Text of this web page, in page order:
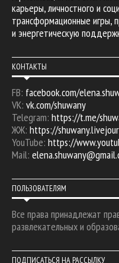
карьеры, личностного и
трансформационные игры,
и энергетическую
КОНТАКТЫ
FB: facebook.com/
VK: vk.com/shuwany
Telegram: https://t.me/
ЖЖ: https://
YouTube: https://
Mail:
ПОЛЬЗОВАТЕЛЯМ
Все права принадлежат
развлекательных и
ПОДПИСАТЬСЯ НА РАССЫЛКУ